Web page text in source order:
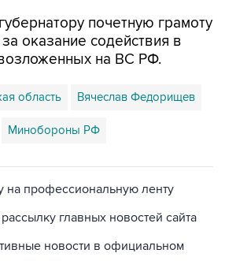
почетную грамоту
оказание содействия в
на ВС РФ.
область Вячеслав Федорищев
Минобороны РФ
на профессиональную ленту
главных новостей сайта
новости в официальном